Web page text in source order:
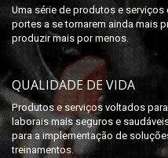
Uma série de produtos e
portes a se tornarem ainda mais
produzir mais por menos.
QUALIDADE DE VIDA
Produtos e serviços voltados
laborais mais seguros e
para a implementação de
treinamentos.